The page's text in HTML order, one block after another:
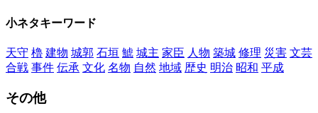
小ネタキーワード
天守 櫓 建物 城郭 石垣 鯱 城主 家臣 人物 築城 修理 災害 文芸
合戦 事件 伝承 文化 名物 自然 地域 歴史 明治 昭和 平成
その他